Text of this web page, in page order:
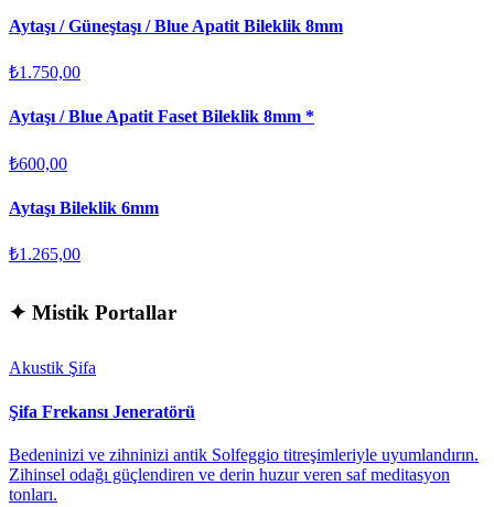
Aytaşı / Güneştaşı / Blue Apatit Bileklik 8mm
₺1.750,00
Aytaşı / Blue Apatit Faset Bileklik 8mm *
₺600,00
Aytaşı Bileklik 6mm
₺1.265,00
✦ Mistik Portallar
Akustik Şifa
Şifa Frekansı Jeneratörü
Bedeninizi ve zihninizi antik Solfeggio titreşimleriyle uyumlandırın.
Zihinsel odağı güçlendiren ve derin huzur veren saf meditasyon
tonları.